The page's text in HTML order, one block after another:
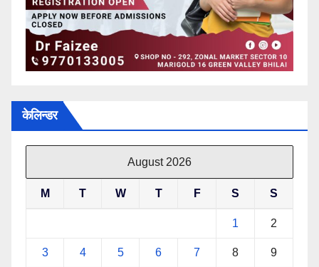
केलिन्डर
August 2026
M T W T F S S
1 2
3 4 5 6 7 8 9